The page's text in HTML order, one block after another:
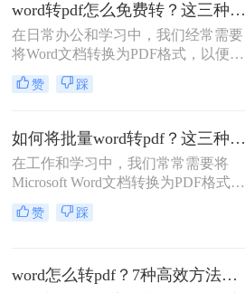
可立即执行的word转pdf图片不清晰解
决方法，助您10分钟内获得印刷级清
晰度！
word转pdf怎么免费转？这三种方法很好用！
在日常办公和学习中，我们经常需要
将Word文档转换为PDF格式，以便在
不同设备和平台上保持一致的排版和
可读性。虽然市面上有很多专业的
寻找免费的方法来实现Word转PDF。
那么word转pdf怎么免费转呢？下面，
我们将介绍几种免费转换Word为PDF
的方法。
赞 踩
如何将批量word转pdf？这三种方法都可以实现批量转换
在工作和学习中，我们常常需要将
Microsoft Word文档转换为PDF格式，
以确保文档的布局和格式在任何设备
上都能保持一致。手动逐个转换多个
向您介绍几种批量将Word文档转换为
赞 踩
word怎么转pdf？7种高效方法详解！